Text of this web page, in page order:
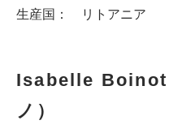
生産国： リトアニア
Isabelle Boinot
ノ）